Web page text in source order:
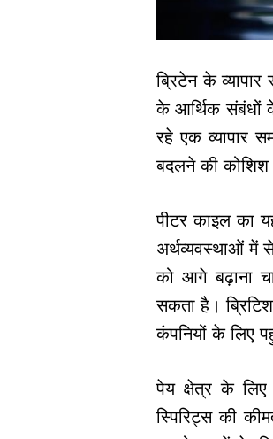
ब्रिटेन के
के आर्थिक संबंधों
रहे एक व्यापार
बदलने की कोशिश
पीटर काइल का
अर्थव्यवस्थाओं में
को आगे बढ़ाना
सकता है।
कंपनियों के लिए
पेय क्षेत्र के लिए
स्पिरिट्स की